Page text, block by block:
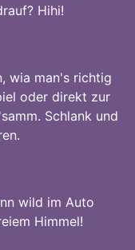
Hihi!
wia man's richtig
oder direkt zur
Schlank und
wild im Auto
Himmel!